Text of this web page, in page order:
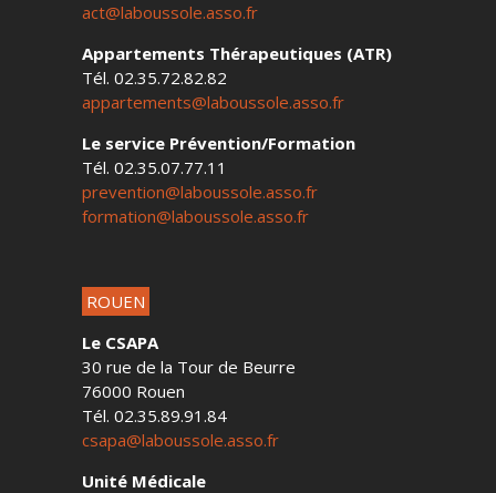
act@laboussole.asso.fr
Appartements Thérapeutiques (ATR)
Tél. 02.35.72.82.82
appartements@laboussole.asso.fr
Le service Prévention/Formation
Tél. 02.35.07.77.11
prevention@laboussole.asso.fr
formation@laboussole.asso.fr
ROUEN
Le CSAPA
30 rue de la Tour de Beurre
76000 Rouen
Tél. 02.35.89.91.84
csapa@laboussole.asso.fr
Unité Médicale